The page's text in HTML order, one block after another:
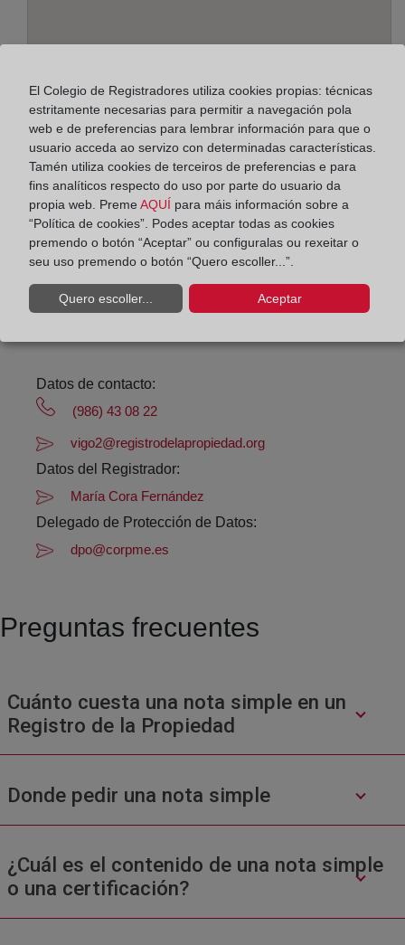
Enderezo:
Real, 31, 36202
Horario:
De lunes a viernes de 09:00 a 17:00 horas
Agosto: De lunes a viernes de 09:00 a 14:00 horas
Los días 24 y 31 de diciembre de 09:00 a 14:00
Datos de contacto:
(986) 43 08 22
vigo2@registrodelapropiedad.org
Datos del Registrador:
María Cora Fernández
Delegado de Protección de Datos:
dpo@corpme.es
Preguntas frecuentes
Cuánto cuesta una nota simple en un
Registro de la Propiedad
Donde pedir una nota simple
¿Cuál es el contenido de una nota simple
o una certificación?
El Colegio de Registradores utiliza cookies propias: técnicas
estritamente necesarias para permitir a navegación pola
web e de preferencias para lembrar información para que o
usuario acceda ao servizo con determinadas características.
Tamén utiliza cookies de terceiros de preferencias e para
fins analíticos respecto do uso por parte do usuario da
propia web. Preme AQUÍ para máis información sobre a
“Política de cookies”. Podes aceptar todas as cookies
premendo o botón “Aceptar” ou configuralas ou rexeitar o
seu uso premendo o botón “Quero escoller...”.
Quero escoller... Aceptar